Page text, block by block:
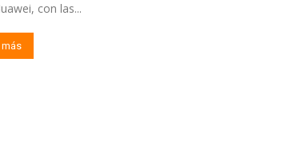
con las...
más